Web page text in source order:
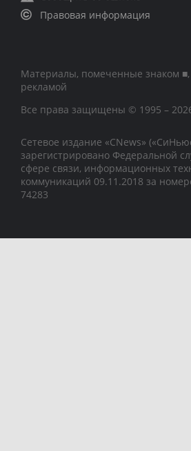
Правовая информация
Материалы, помеченные знаком ■,
рекламой
Все права защищены © 1995 –
Сетевое издание «CNews»
зарегистрировано Федеральной
сфере связи, информационных
коммуникаций 09.11.2018 за
74283